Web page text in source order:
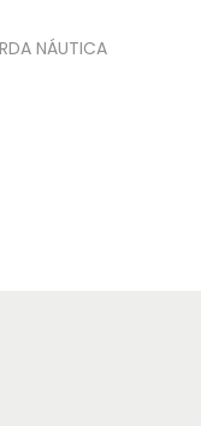
NÁUTICA